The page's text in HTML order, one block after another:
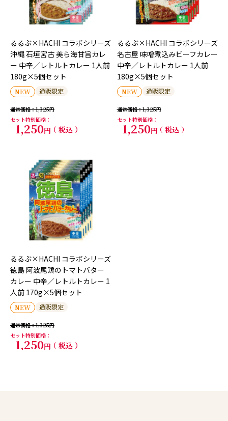
るるぶ×HACHI コラボシリーズ
沖縄 石垣宮古 美ら海甘旨カレ
ー 中辛／レトルトカレー 1人前
180g×5個セット
NEW 通販限定
通常価格
1,325
セット特別価格
1,250 税込
るるぶ×HACHI コラボシリーズ
名古屋 味噌煮込みビーフカレー
中辛／レトルトカレー 1人前
180g×5個セット
NEW 通販限定
通常価格
1,325
セット特別価格
1,250 税込
るるぶ×HACHI コラボシリーズ
徳島 阿波尾鶏のトマトバター
カレー 中辛／レトルトカレー 1
人前 170g×5個セット
NEW 通販限定
通常価格
1,325
セット特別価格
1,250 税込